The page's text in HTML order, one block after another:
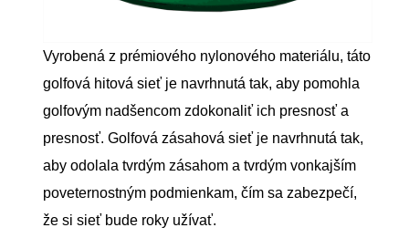
Vyrobená z prémiového nylonového materiálu, táto
golfová hitová sieť je navrhnutá tak, aby pomohla
golfovým nadšencom zdokonaliť ich presnosť a
presnosť. Golfová zásahová sieť je navrhnutá tak,
aby odolala tvrdým zásahom a tvrdým vonkajším
poveternostným podmienkam, čím sa zabezpečí,
že si sieť bude roky užívať.